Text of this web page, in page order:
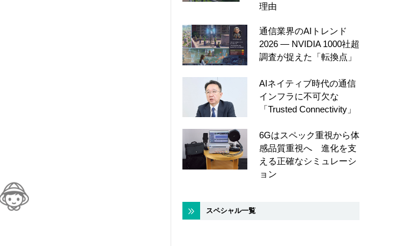
理由
通信業界のAIトレンド
2026 ― NVIDIA 1000社超
調査が捉えた「転換点」
AIネイティブ時代の通信
インフラに不可欠な
「Trusted Connectivity」
6Gはスペック重視から体
感品質重視へ 進化を支
える正確なシミュレーシ
ョン
スペシャル一覧